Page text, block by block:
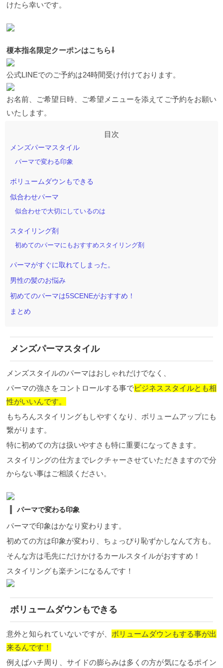
けたら幸いです。
榎本指名限定クーポンはこちら⇩
公式LINEでのご予約は24時間受け付けております。
お名前、ご希望日時、ご希望メニューを添えてご予約をお願い
いたします。
メンズパーマスタイル
パーマで変わる印象
ボリュームダウンもできる
似合わせパーマ
似合わせで大切にしているのは
スタイリング剤
初めてのパーマにもおすすめスタイリング剤
パーマがすぐに取れてしまった。
男性の髪のお悩み
初めてのパーマは5SCENEがおすすめ！
まとめ
メンズパーマスタイル
メンズスタイルのパーマはおしゃれだけでなく、
パーマの強さをコントロールする事でビジネススタイルとも相
性がいいんです。
もちろんスタイリングもしやすくなり、ボリュームアップにも
繋がります。
特に初めての方は扱いやすさも特に重要になってきます。
スタイリングの仕方までレクチャーさせていただきますので分
からない事はご相談ください。
パーマで変わる印象
パーマで印象はかなり変わります。
初めての方は印象が変わり、ちょっぴり恥ずかしなんて方も。
そんな方は毛先にだけかけるカールスタイルがおすすめ！
スタイリングも楽チンになるんです！
ボリュームダウンもできる
意外と知られていないですが、 ボリュームダウンもする事が出
来るんです！
例えばハチ周り、サイドの膨らみは多くの方が気になるポイン